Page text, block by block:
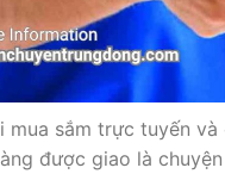
mua sắm trực tuyến
được giao là